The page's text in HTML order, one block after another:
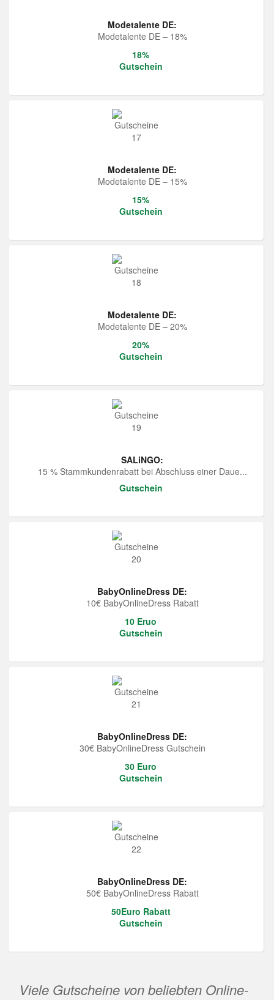
Modetalente DE:
Modetalente DE – 18%
18%
Gutschein
Modetalente DE:
Modetalente DE – 15%
15%
Gutschein
Modetalente DE:
Modetalente DE – 20%
20%
Gutschein
SALiNGO:
15 % Stammkundenrabatt bei Abschluss einer Daue...
Gutschein
BabyOnlineDress DE:
10€ BabyOnlineDress Rabatt
10 Eruo
Gutschein
BabyOnlineDress DE:
30€ BabyOnlineDress Gutschein
30 Euro
Gutschein
BabyOnlineDress DE:
50€ BabyOnlineDress Rabatt
50Euro Rabatt
Gutschein
Viele Gutscheine von beliebten Online-